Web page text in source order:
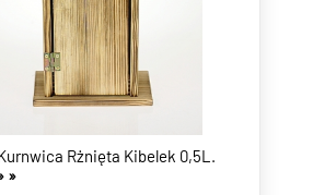
Rżnięta Kibelek 0,5L.
»